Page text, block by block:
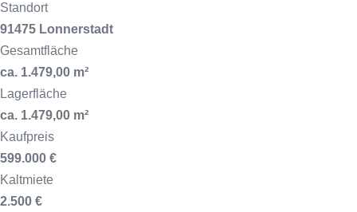
Standort
91475 Lonnerstadt
Gesamtfläche
ca. 1.479,00 m²
Lagerfläche
ca. 1.479,00 m²
Kaufpreis
599.000 €
Kaltmiete
2.500 €